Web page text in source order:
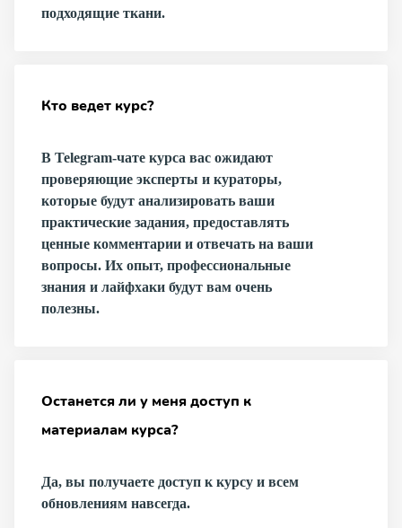
подходящие ткани.
Кто ведет курс?
В Telegram-чате курса вас ожидают
проверяющие эксперты и кураторы,
которые будут анализировать ваши
практические задания, предоставлять
ценные комментарии и отвечать на ваши
вопросы. Их опыт, профессиональные
знания и лайфхаки будут вам очень
полезны.
Останется ли у меня доступ к
материалам курса?
Да, вы получаете доступ к курсу и всем
обновлениям навсегда.